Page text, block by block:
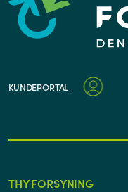
KUNDEPORTAL
THY FORSYNING